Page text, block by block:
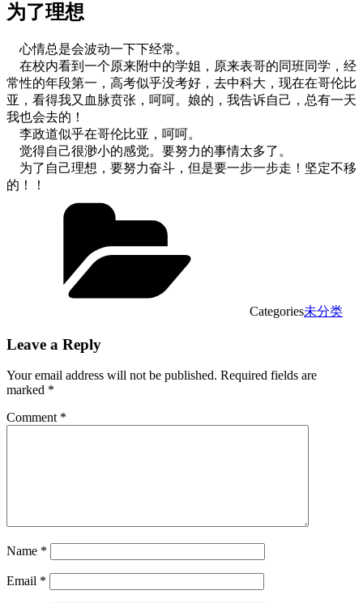
为了理想
心情总是会波动一下下经常。
在校内看到一个原来附中的学姐，原来表哥的同班同学，经
常性的年段第一，高考似乎没考好，去中科大，现在在哥伦比
亚，看得我又血脉贲张，呵呵。娘的，我告诉自己，总有一天
我也会去的！
李政道似乎在哥伦比亚，呵呵。
觉得自己很渺小的感觉。要努力的事情太多了。
为了自己理想，要努力奋斗，但是要一步一步走！坚定不移
的！！
Categories未分类
Leave a Reply
Your email address will not be published. Required fields are
marked *
Comment *
Name *
Email *